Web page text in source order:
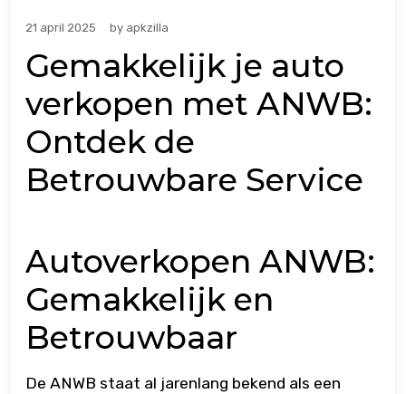
21 april 2025 by apkzilla
Gemakkelijk je auto
verkopen met ANWB:
Ontdek de
Betrouwbare Service
Autoverkopen ANWB:
Gemakkelijk en
Betrouwbaar
De ANWB staat al jarenlang bekend als een